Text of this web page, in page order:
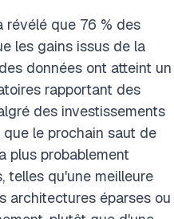
révélé que 76 % des
les gains issus de la
données ont atteint un
rapportant des
des investissements
le prochain saut de
plus probablement
telles qu'une meilleure
architectures éparses ou